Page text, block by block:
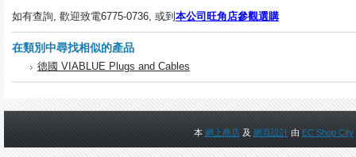
如有查詢, 歡迎致電6775-0736, 或到 本公司旺角店參觀選購
在類別中尋找相似的產品
德國 VIABLUE Plugs and Cables
本 網上商店 及 網頁設計由 EC Shop City